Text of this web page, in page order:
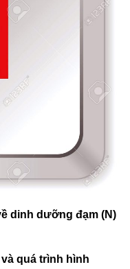
dưỡng đạm (N)
trình hình